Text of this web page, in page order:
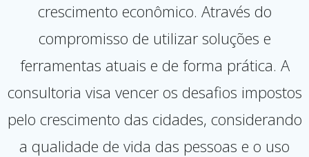
crescimento econômico. Através do
compromisso de utilizar soluções e
ferramentas atuais e de forma prática. A
consultoria visa vencer os desafios impostos
pelo crescimento das cidades, considerando
a qualidade de vida das pessoas e o uso